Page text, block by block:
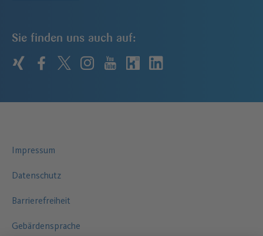
Sie finden uns auch auf:
xingfacebook
twitter
instagram
youtube
kununulinkedin
Impressum
Datenschutz
Barrierefreiheit
Gebärdensprache